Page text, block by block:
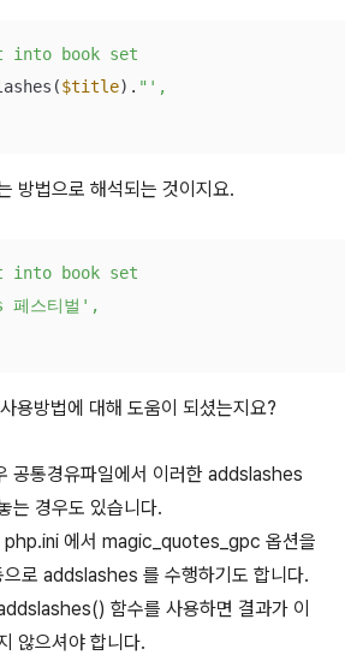
into book set
$title). "',
방법으로 해석되는 것이지요.
into book set
페스티벌',
용방법에 대해 도움이 되셨는지요?
공통경유파일에서 이러한 addslashes
는 경우도 있습니다.
php.ini 에서 magic_quotes_gpc 옵션을
로 addslashes 를 수행하기도 합니다.
함수를 사용하면 결과가 이
않으셔야 합니다.